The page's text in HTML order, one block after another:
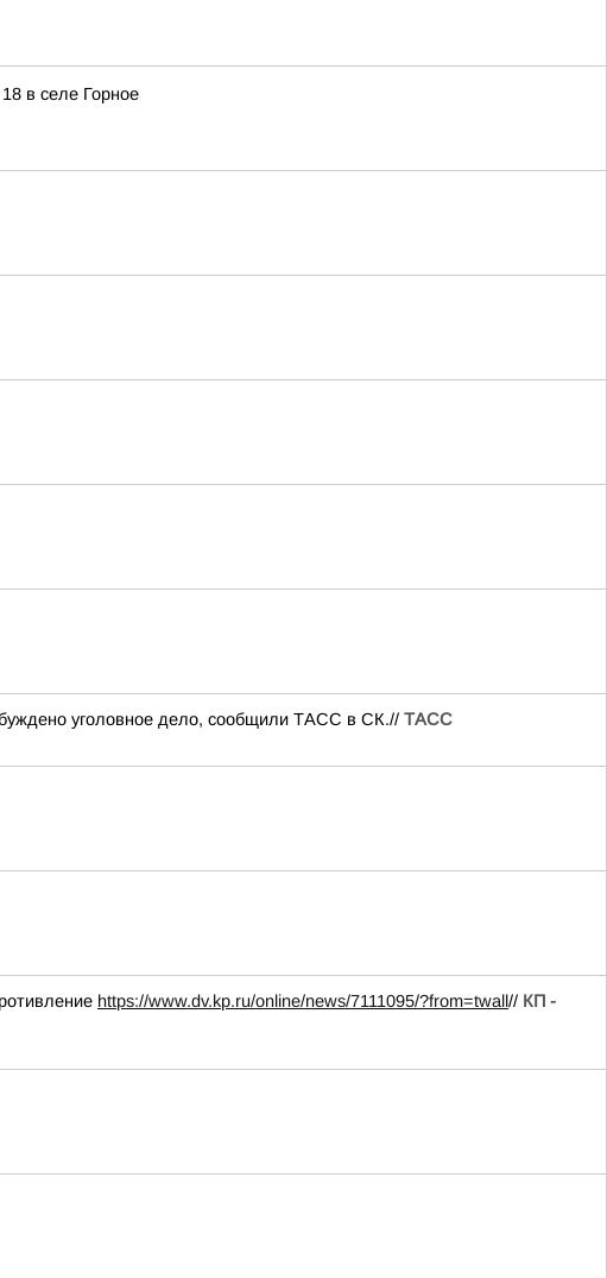
в селе Горное
уголовное дело, сообщили ТАСС в СК.// ТАСС
https://www.dv.kp.ru/online/news/7111095/?from=twall// КП -